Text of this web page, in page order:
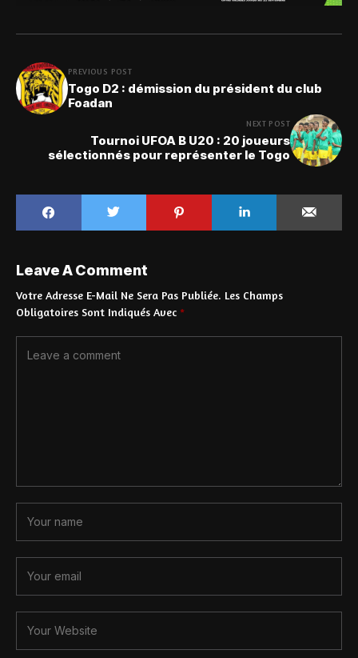
PREVIOUS POST
Togo D2 : démission du président du club
Foadan
NEXT POST
Tournoi UFOA B U20 : 20 joueurs
sélectionnés pour représenter le Togo
Leave A Comment
Votre Adresse E-Mail Ne Sera Pas Publiée. Les Champs
Obligatoires Sont Indiqués Avec *